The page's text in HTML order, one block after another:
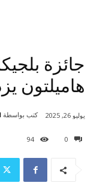
جائزة
هاميلتون
0
94
يوليو 26, 2025 كتب بواسطة